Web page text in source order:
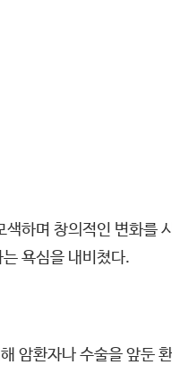
하며 창의적인 변화를
욕심을 내비쳤다.
암환자나 수술을 앞둔